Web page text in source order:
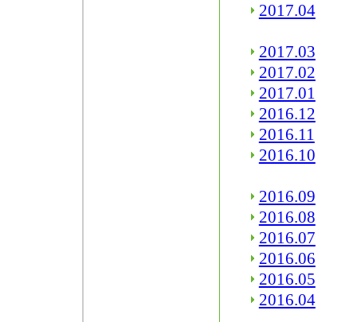
2017.04
2017.03
2017.02
2017.01
2016.12
2016.11
2016.10
2016.09
2016.08
2016.07
2016.06
2016.05
2016.04